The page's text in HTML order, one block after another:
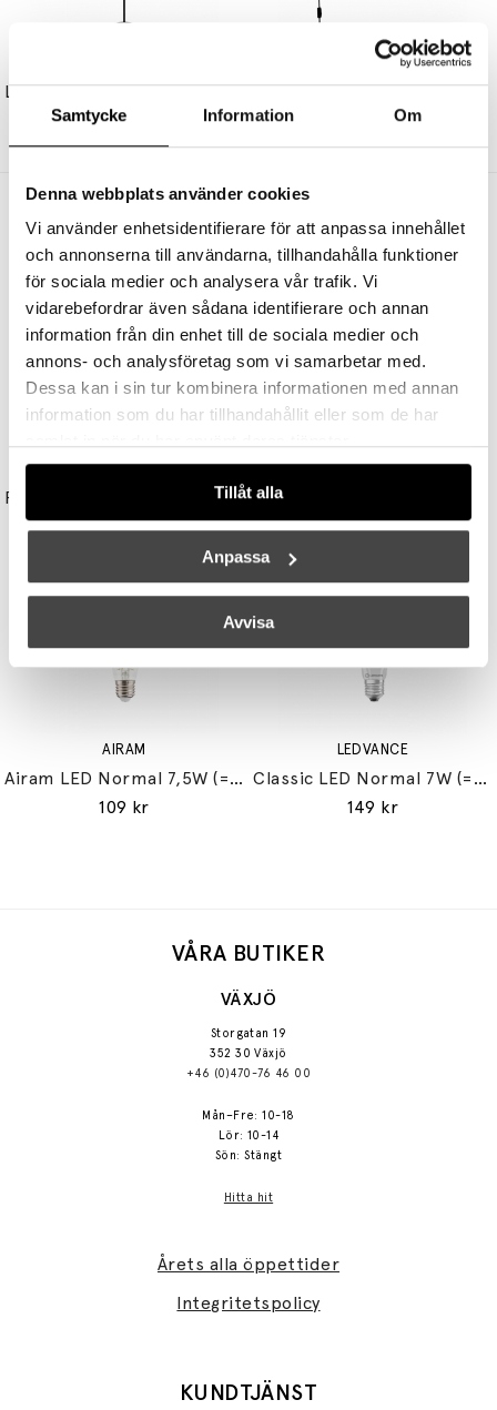
Samtycke Information Om
Denna webbplats använder cookies
Vi använder enhetsidentifierare för att anpassa innehållet
och annonserna till användarna, tillhandahålla funktioner
för sociala medier och analysera vår trafik. Vi
vidarebefordrar även sådana identifierare och annan
information från din enhet till de sociala medier och
annons- och analysföretag som vi samarbetar med.
Dessa kan i sin tur kombinera informationen med annan
information som du har tillhandahållit eller som de har
Tillåt alla
Anpassa
Avvisa
Lampe Gras N°411 Golvlampa Svart/Gul
7205 kr
DCW ÉDITIONS
Lampe Gras N°222 Vägglampa Svart/Krom
5295 kr
Andra köpte även
UNISON
Reflektor MR11 28W (=35W) GU10
149 kr
STUDIO EERO AARNIO
3395 kr 3056 kr
AIRAM
Airam LED Normal 7,5W (=60W) E27
109 kr
LEDVANCE
Classic LED Normal 7W (=60W) E27
149 kr
VÅRA BUTIKER
VÄXJÖ
Storgatan 19
352 30 Växjö
+46 (0)470-76 46 00
Mån–Fre: 10-18
Lör: 10-14
Sön: Stängt
Hitta hit
Årets alla öppettider
Integritetspolicy
KUNDTJÄNST